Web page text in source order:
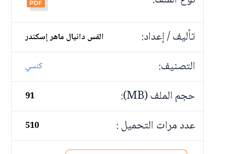
تأليف / إعداد:
القس دانيال ماهر إسكندر
التصنيف: كنسي
حجم الملف (MB): 91
عدد مرات التحميل : 510